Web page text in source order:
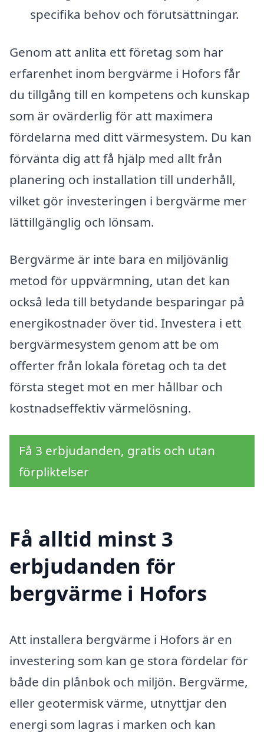
specifika behov och förutsättningar.
Genom att anlita ett företag som har
erfarenhet inom bergvärme i Hofors får
du tillgång till en kompetens och kunskap
som är ovärderlig för att maximera
fördelarna med ditt värmesystem. Du kan
förvänta dig att få hjälp med allt från
planering och installation till underhåll,
vilket gör investeringen i bergvärme mer
lättillgänglig och lönsam.
Bergvärme är inte bara en miljövänlig
metod för uppvärmning, utan det kan
också leda till betydande besparingar på
energikostnader över tid. Investera i ett
bergvärmesystem genom att be om
offerter från lokala företag och ta det
första steget mot en mer hållbar och
kostnadseffektiv värmelösning.
Få 3 erbjudanden, gratis och utan
förpliktelser
Få alltid minst 3
erbjudanden för
bergvärme i Hofors
Att installera bergvärme i Hofors är en
investering som kan ge stora fördelar för
både din plånbok och miljön. Bergvärme,
eller geotermisk värme, utnyttjar den
energi som lagras i marken och kan